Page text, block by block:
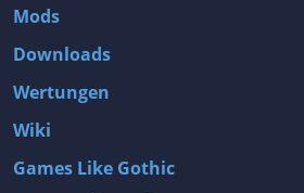
Mods
Downloads
Wertungen
Wiki
Games Like Gothic